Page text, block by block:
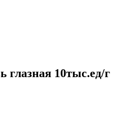
глазная 10тыс.ед/г